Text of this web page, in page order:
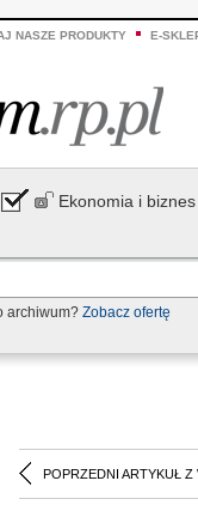
NASZE PRODUKTY E-
Ekonomia i biznes
archiwum? Zobacz ofertę
POPRZEDNI ARTYKUŁ Z